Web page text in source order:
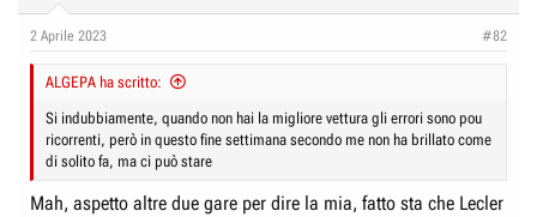
2 Aprile 2023 #82
ALGEPA ha scritto:
Si indubbiamente, quando non hai la migliore vettura gli errori sono pou
ricorrenti, però in questo fine settimana secondo me non ha brillato come
di solito fa, ma ci può stare
Mah, aspetto altre due gare per dire la mia, fatto sta che Lecler